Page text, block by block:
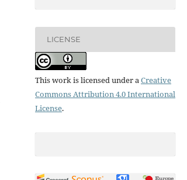
LICENSE
This work is licensed under aCreative
Commons Attribution 4.0 International
License.